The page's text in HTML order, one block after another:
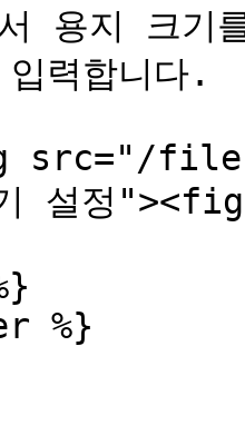
용지 크기
력합니다.
src="/files/
설정
%}